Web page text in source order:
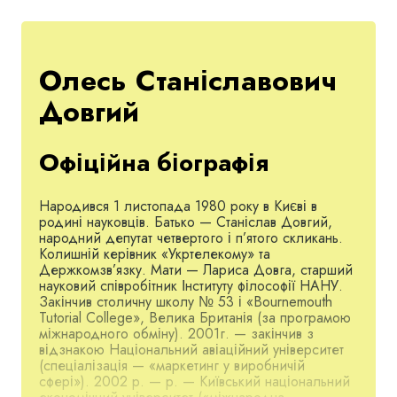
Олесь Станіславович
Довгий
Офіційна біографія
Народився 1 листопада 1980 року в Києві в
родині науковців. Батько — Станіслав Довгий,
народний депутат четвертого і п’ятого скликань.
Колишній керівник «Укртелекому» та
Держкомзв’язку. Мати — Лариса Довга, старший
науковий співробітник Інституту філософії НАНУ.
Закінчив столичну школу № 53 і «Bournemouth
Tutorial College», Велика Британія (за програмою
міжнародного обміну). 2001г. — закінчив з
відзнакою Національний авіаційний університет
(спеціалізація — «маркетинг у виробничій
сфері»). 2002 р. — р. — Київський національний